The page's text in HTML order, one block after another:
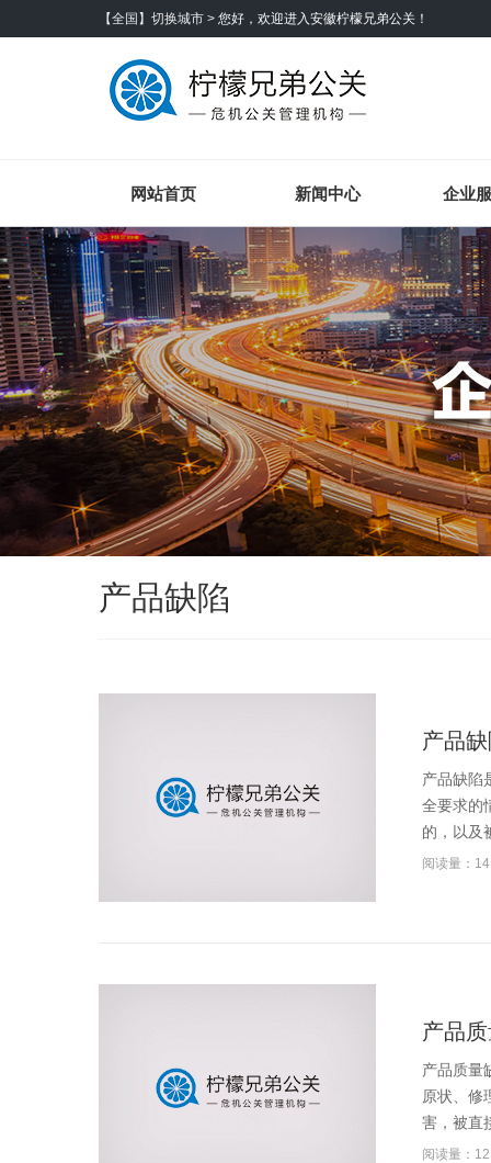
【全国】切换城市 > 您好，欢迎进入安徽柠檬兄弟公关！
网站首页 新闻中心 企业
产品缺陷
产品
产品缺陷
全要求的
的，以及
阅读量：14
产品
产品质量
原状、修
害，被直
阅读量：12